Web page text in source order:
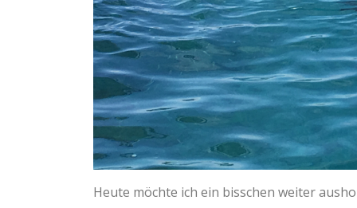
Heute möchte ich ein bisschen weiter